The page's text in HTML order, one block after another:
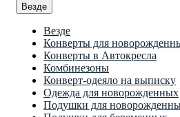
Везде
Везде
Конверты для
Конверты в Автокресла
Комбинезоны
Конверт-одеяло на выписку
Одежда для новорожденных
Подушки для